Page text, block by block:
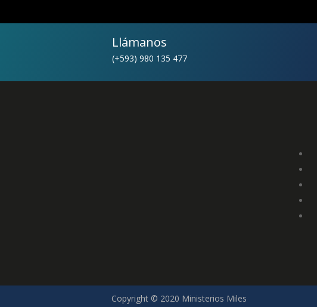
Llámanos
(+593) 980 135 477
Copyright © 2020 Ministerios Miles